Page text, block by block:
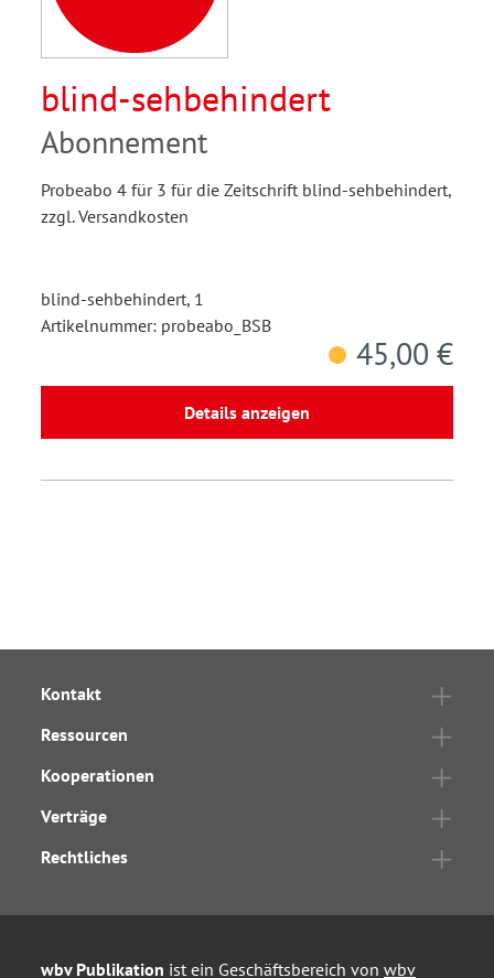
blind-sehbehindert
Abonnement
Probeabo 4 für 3 für die Zeitschrift blind-sehbehindert,
zzgl. Versandkosten
blind-sehbehindert, 1
Artikelnummer: probeabo_BSB
45,00 €
Details anzeigen
Kontakt
Ressourcen
Kooperationen
Verträge
Rechtliches
wbv Publikation ist ein Geschäftsbereich von wbv